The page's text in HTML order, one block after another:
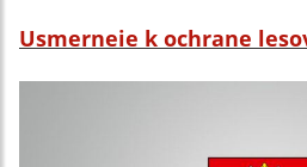
Usmerneie k ochrane